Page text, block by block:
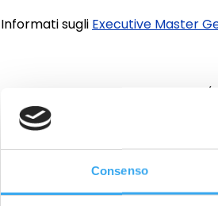
Consenso
Informati sugli Executive Master
Fonte immagine: www.flickr.com/
Salute e sicurezza sul lavoro: il
del programma Progress